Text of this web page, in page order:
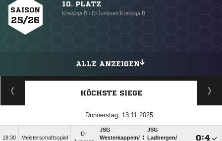
SAISON
25/26
10. PLATZ
Kreisliga B / D-Junioren Kreisliga B
ALLE ANZEIGEN
HÖCHSTE SIEGE
Donnerstag, 13.11.2025
18:30 Meisterschaftsspiel
D-
JSG
Westerkappeln/​ :
JSG
Ladbergen/​
: